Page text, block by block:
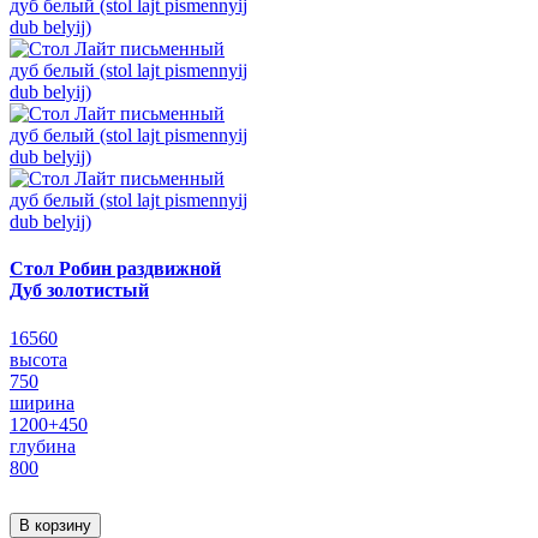
Стол Робин раздвижной
Дуб золотистый
16560
высота
750
ширина
1200+450
глубина
800
В корзину